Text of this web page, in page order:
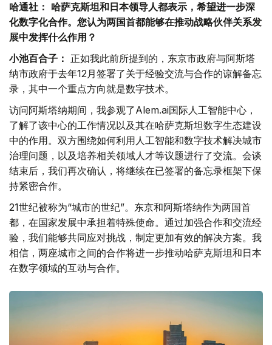
哈通社： 哈萨克斯坦和日本领导人都表示，希望进一步深
化数字化合作。您认为两国首都能够在推动战略伙伴关系发
展中发挥什么作用？
小池百合子： 正如我此前所提到的，东京市政府与阿斯塔
纳市政府于去年12月签署了关于经验交流与合作的谅解备忘
录，其中一个重点方向就是数字技术。
访问阿斯塔纳期间，我参观了Alem.ai国际人工智能中心，
了解了该中心的工作情况以及其在哈萨克斯坦数字生态建设
中的作用。双方围绕如何利用人工智能和数字技术解决城市
治理问题，以及培养相关领域人才等议题进行了交流。会谈
结束后，我们再次确认，将继续在已签署的备忘录框架下保
持紧密合作。
21世纪被称为“城市的世纪”。东京和阿斯塔纳作为两国首
都，在国家发展中承担着特殊使命。通过加强合作和交流经
验，我们能够共同应对挑战，制定更加有效的解决方案。我
相信，两座城市之间的合作将进一步推动哈萨克斯坦和日本
在数字领域的互动与合作。